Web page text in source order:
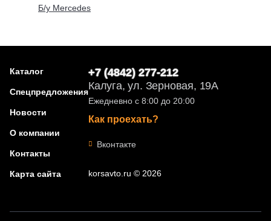
Б/у Mercedes
Каталог
Спецпредложения
Новости
О компании
Контакты
Карта сайта
+7 (4842) 277-212
Калуга, ул. Зерновая, 19А
Ежедневно с 8:00 до 20:00
Как проехать?
Вконтакте
korsavto.ru © 2026